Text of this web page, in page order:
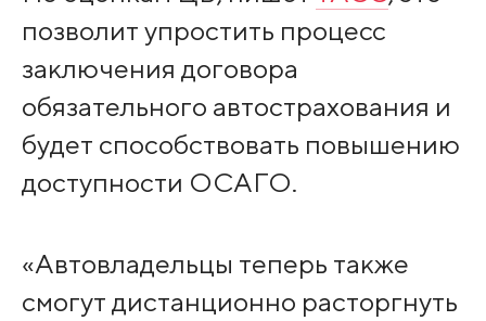
позволит упростить процесс
заключения договора
обязательного автострахования и
будет способствовать повышению
доступности ОСАГО.
«Автовладельцы теперь также
смогут дистанционно расторгнуть